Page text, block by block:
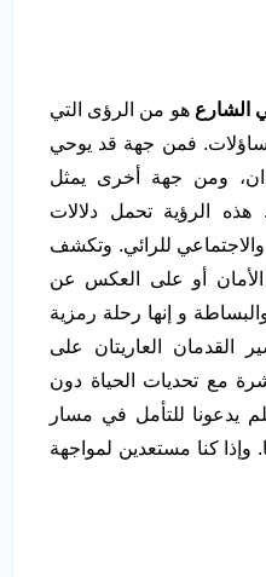
الشارع هو من الرؤى التي
فمن جهة قد يوحي
ومن جهة أخرى يمثل
هذه الرؤية تحمل دلالات
للرائي. وتكشف
أو على العكس عن
و إنها رحلة رمزية
القدمان العاريتان على
مع تحديات الحياة دون
يدعونا للتأمل في مسار
وإذا كنا مستعدين لمواجهة